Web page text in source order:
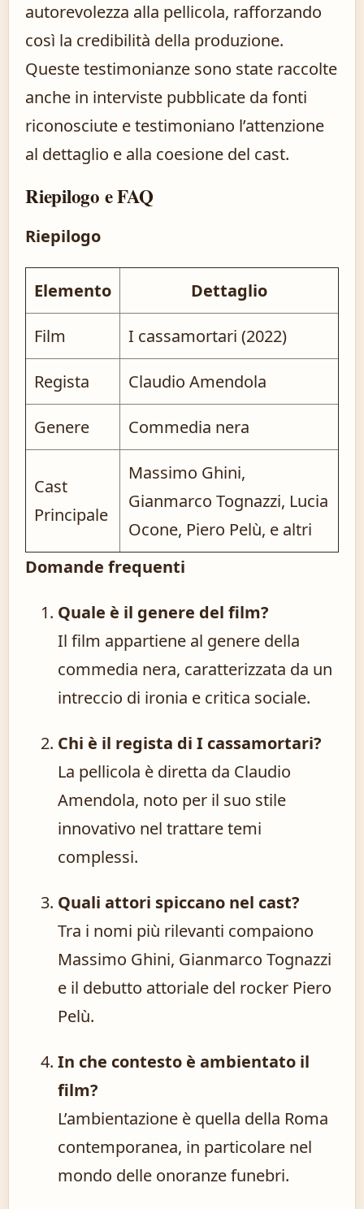
autorevolezza alla pellicola, rafforzando
così la credibilità della produzione.
Queste testimonianze sono state raccolte
anche in interviste pubblicate da fonti
riconosciute e testimoniano l’attenzione
al dettaglio e alla coesione del cast.
Riepilogo e FAQ
Riepilogo
Elemento Dettaglio
Film I cassamortari (2022)
Regista Claudio Amendola
Genere Commedia nera
Cast
Principale
Massimo Ghini,
Gianmarco Tognazzi, Lucia
Ocone, Piero Pelù, e altri
Domande frequenti
Quale è il genere del film?
Il film appartiene al genere della
commedia nera, caratterizzata da un
intreccio di ironia e critica sociale.
Chi è il regista di I cassamortari?
La pellicola è diretta da Claudio
Amendola, noto per il suo stile
innovativo nel trattare temi
complessi.
Quali attori spiccano nel cast?
Tra i nomi più rilevanti compaiono
Massimo Ghini, Gianmarco Tognazzi
e il debutto attoriale del rocker Piero
Pelù.
In che contesto è ambientato il
film?
L’ambientazione è quella della Roma
contemporanea, in particolare nel
mondo delle onoranze funebri.